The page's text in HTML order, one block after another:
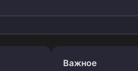
Важное